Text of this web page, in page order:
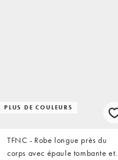
PLUS DE COULEURS
TFNC - Robe longue près du
corps avec épaule tombante et